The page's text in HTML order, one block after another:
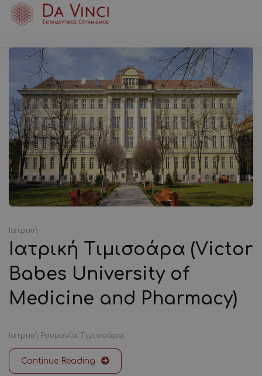
Ιατρική
Ιατρική Τιμισοάρα (Victor
Babes University of
Medicine and Pharmacy)
Ιατρική Ρουμανία Τιμισοάρα
Continue Reading